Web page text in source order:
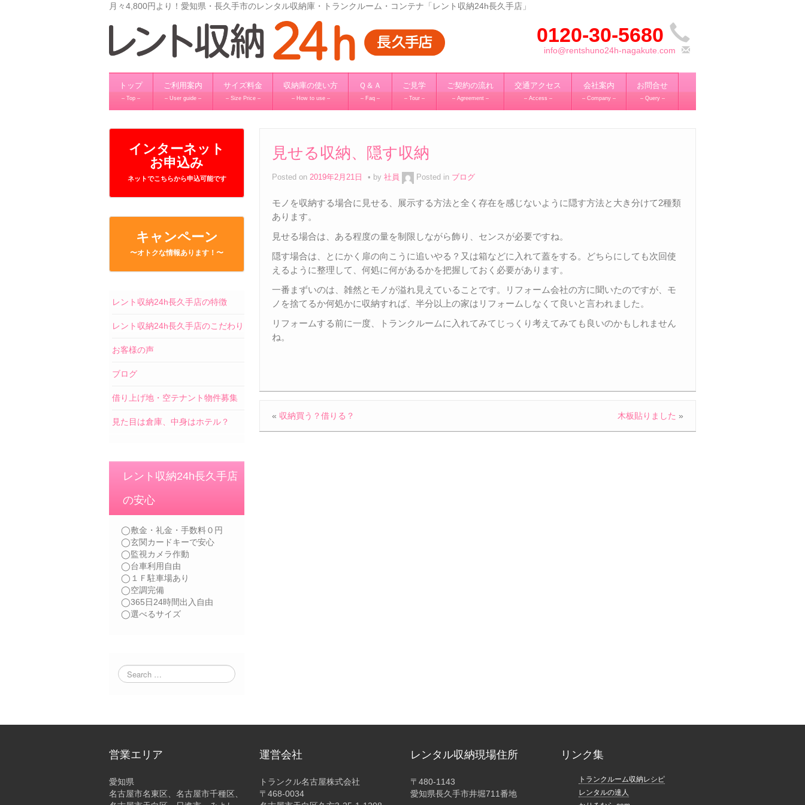
月々4,800円より！愛知県・長久手市のレンタル収納庫・トランクルーム・コンテナ「レント収納24h長久手店」
0120-30-5680
info@rentshuno24h-nagakute.com
トップ
– Top –
ご利用案内
– User guide –
サイズ料金
– Size Price –
収納庫の使い方
– How to use –
Ｑ＆Ａ
– Faq –
ご見学
– Tour –
ご契約の流れ
– Agreement –
交通アクセス
– Access –
会社案内
– Company –
お問合せ
– Query –
インターネット
お申込み
ネットでこちらから申込可能です
キャンペーン
〜オトクな情報あります！〜
レント収納24h長久手店の特徴
レント収納24h長久手店のこだわり
お客様の声
ブログ
借り上げ地・空テナント物件募集
見た目は倉庫、中身はホテル？
レント収納24h長久手店
の安心
◯敷金・礼金・手数料０円
◯玄関カードキーで安心
◯監視カメラ作動
◯台車利用自由
◯１Ｆ駐車場あり
◯空調完備
◯365日24時間出入自由
◯選べるサイズ
見せる収納、隠す収納
Posted on2019年2月21日 by社員 Posted in ブログ
モノを収納する場合に見せる、展示する方法と全く存在を感じないように隠す方法と大き分けて2種類
あります。
見せる場合は、ある程度の量を制限しながら飾り、センスが必要ですね。
隠す場合は、とにかく扉の向こうに追いやる？又は箱などに入れて蓋をする。どちらにしても次回使
えるように整理して、何処に何があるかを把握しておく必要があります。
一番まずいのは、雑然とモノが溢れ見えていることです。リフォーム会社の方に聞いたのですが、モ
ノを捨てるか何処かに収納すれば、半分以上の家はリフォームしなくて良いと言われました。
リフォームする前に一度、トランクルームに入れてみてじっくり考えてみても良いのかもしれません
ね。
« 収納買う？借りる？ 木板貼りました »
営業エリア
愛知県
名古屋市名東区、名古屋市千種区、
運営会社
トランクル名古屋株式会社
〒468-0034
レンタル収納現場住所
〒480-1143
愛知県長久手市井堀711番地
リンク集
トランクルーム収納レシピ
レンタルの達人